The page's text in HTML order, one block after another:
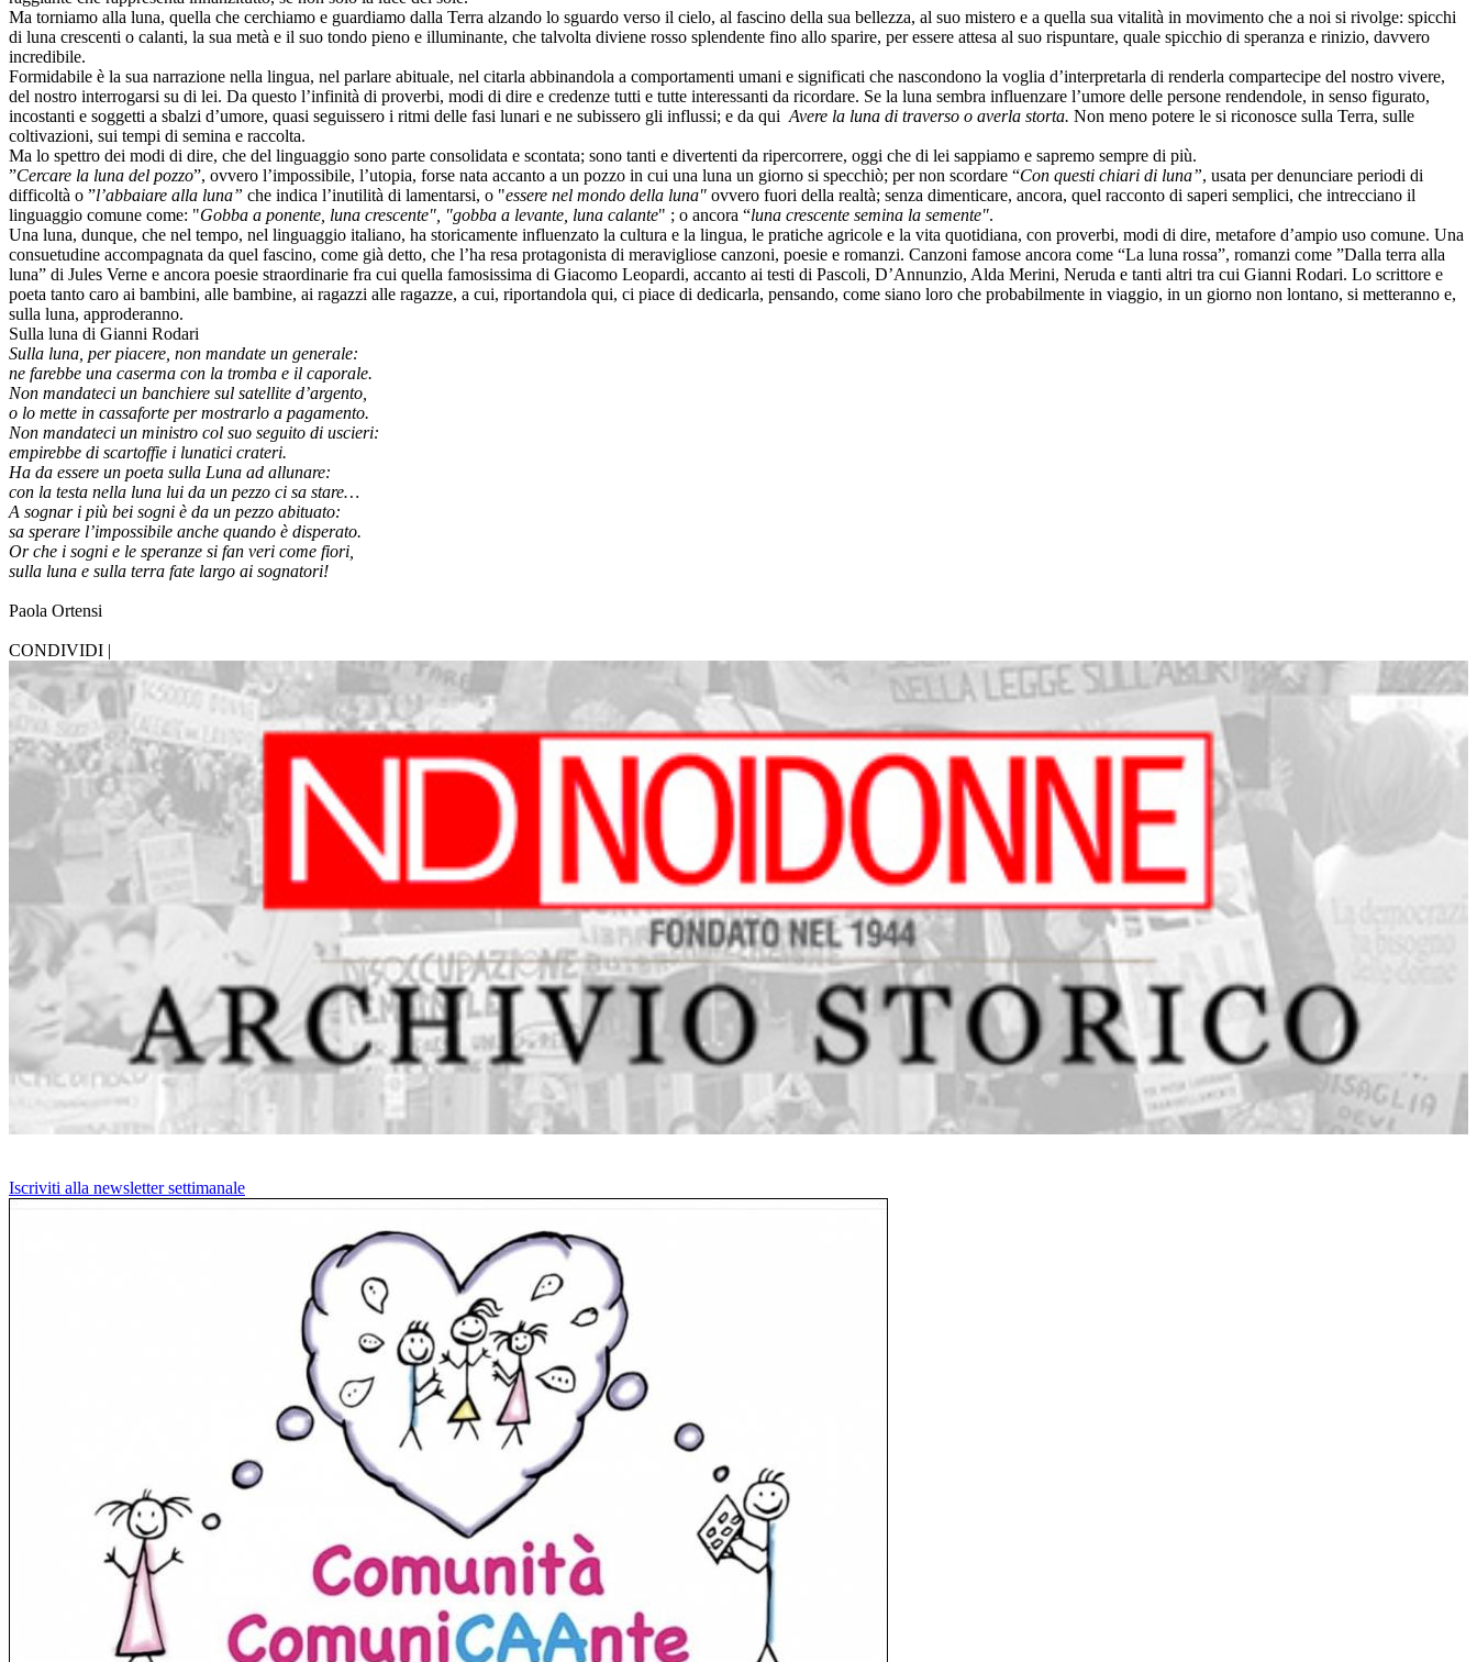
Ma torniamo alla luna, quella che cerchiamo e guardiamo dalla Terra alzando lo sguardo verso il cielo, al fascino della sua bellezza, al suo mistero e a quella sua vitalità in movimento che a noi si rivolge: spicchi
di luna crescenti o calanti, la sua metà e il suo tondo pieno e illuminante, che talvolta diviene rosso splendente fino allo sparire, per essere attesa al suo rispuntare, quale spicchio di speranza e rinizio, davvero
incredibile.
Formidabile è la sua narrazione nella lingua, nel parlare abituale, nel citarla abbinandola a comportamenti umani e significati che nascondono la voglia d’interpretarla di renderla compartecipe del nostro vivere,
del nostro interrogarsi su di lei. Da questo l’infinità di proverbi, modi di dire e credenze tutti e tutte interessanti da ricordare. Se la luna sembra influenzare l’umore delle persone rendendole, in senso figurato,
incostanti e soggetti a sbalzi d’umore, quasi seguissero i ritmi delle fasi lunari e ne subissero gli influssi; e da quiAvere la luna di traverso o averla storta. Non meno potere le si riconosce sulla Terra, sulle
coltivazioni, sui tempi di semina e raccolta.
Ma lo spettro dei modi di dire, che del linguaggio sono parte consolidata e scontata; sono tanti e divertenti da ripercorrere, oggi che di lei sappiamo e sapremo sempre di più.
”Cercare la luna del pozzo”, ovvero l’impossibile, l’utopia, forse nata accanto a un pozzo in cui una luna un giorno si specchiò; per non scordare “Con questi chiari di luna”, usata per denunciare periodi di
difficoltà o ”l’abbaiare alla luna” che indica l’inutilità di lamentarsi, o "essere nel mondo della luna" ovvero fuori della realtà; senza dimenticare, ancora, quel racconto di saperi semplici, che intrecciano il
linguaggio comune come: "Gobba a ponente, luna crescente", "gobba a levante, luna calante" ; o ancora “luna crescente semina la semente".
Una luna, dunque, che nel tempo, nel linguaggio italiano, ha storicamente influenzato la cultura e la lingua, le pratiche agricole e la vita quotidiana, con proverbi, modi di dire, metafore d’ampio uso comune. Una
consuetudine accompagnata da quel fascino, come già detto, che l’ha resa protagonista di meravigliose canzoni, poesie e romanzi. Canzoni famose ancora come “La luna rossa”, romanzi come ”Dalla terra alla
luna” di Jules Verne e ancora poesie straordinarie fra cui quella famosissima di Giacomo Leopardi, accanto ai testi di Pascoli, D’Annunzio, Alda Merini, Neruda e tanti altri tra cui Gianni Rodari. Lo scrittore e
poeta tanto caro ai bambini, alle bambine, ai ragazzi alle ragazze, a cui, riportandola qui, ci piace di dedicarla, pensando, come siano loro che probabilmente in viaggio, in un giorno non lontano, si metteranno e,
sulla luna, approderanno.
Sulla luna di Gianni Rodari
Sulla luna, per piacere, non mandate un generale:
ne farebbe una caserma con la tromba e il caporale.
Non mandateci un banchiere sul satellite d’argento,
o lo mette in cassaforte per mostrarlo a pagamento.
Non mandateci un ministro col suo seguito di uscieri:
empirebbe di scartoffie i lunatici crateri.
Ha da essere un poeta sulla Luna ad allunare:
con la testa nella luna lui da un pezzo ci sa stare…
A sognar i più bei sogni è da un pezzo abituato:
sa sperare l’impossibile anche quando è disperato.
Or che i sogni e le speranze si fan veri come fiori,
sulla luna e sulla terra fate largo ai sognatori!
Paola Ortensi
CONDIVIDI |
Iscriviti alla newsletter settimanale